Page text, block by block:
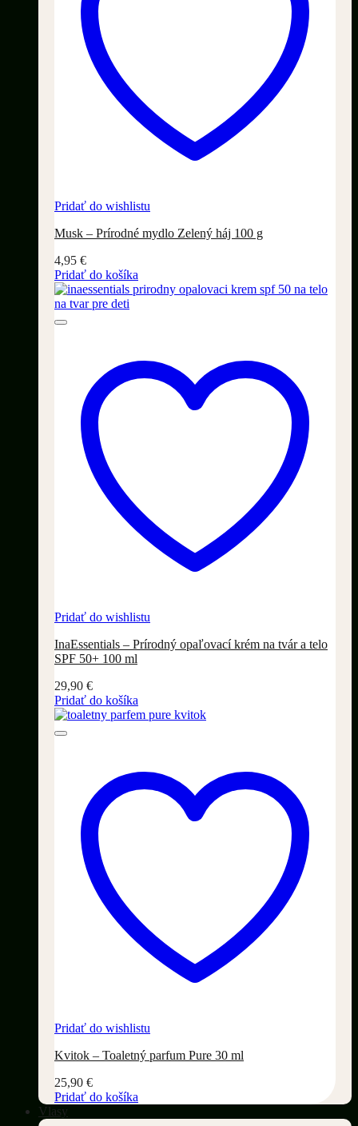
Pridať do wishlistu
Musk – Prírodné mydlo Zelený háj 100 g
4,95 €
Pridať do košíka
Pridať do wishlistu
InaEssentials – Prírodný opaľovací krém na tvár a telo
SPF 50+ 100 ml
29,90 €
Pridať do košíka
Pridať do wishlistu
Kvitok – Toaletný parfum Pure 30 ml
25,90 €
Pridať do košíka
Vlasy